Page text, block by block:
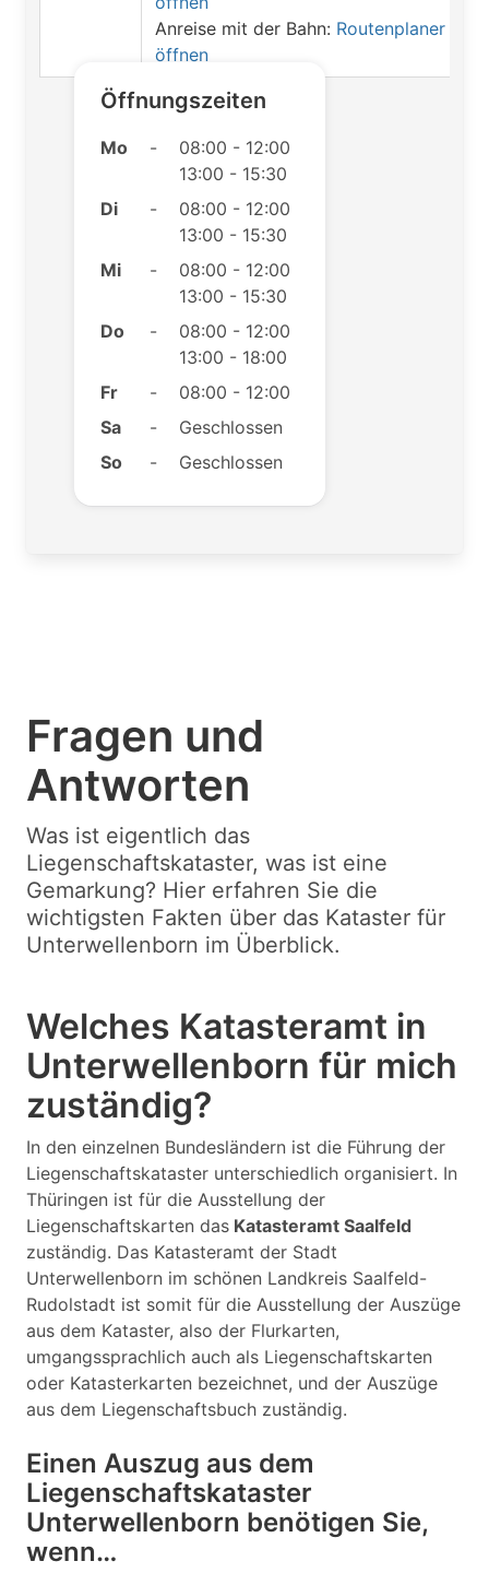
Anreise mit der Bahn: Routenplaner
öffnen
Öffnungszeiten
Mo -
08:00 - 12:00
13:00 - 15:30
Di
-
08:00 - 12:00
13:00 - 15:30
Mi
-
08:00 - 12:00
13:00 - 15:30
Do
-
08:00 - 12:00
13:00 - 18:00
Fr
-
08:00 - 12:00
Sa
-
Geschlossen
So
- Geschlossen
Fragen und
Antworten
Was ist eigentlich das
Liegenschaftskataster, was ist eine
Gemarkung? Hier erfahren Sie die
wichtigsten Fakten über das Kataster für
Unterwellenborn im Überblick.
Welches Katasteramt in
Unterwellenborn für mich
zuständig?
In den einzelnen Bundesländern ist die Führung der
Liegenschaftskataster unterschiedlich organisiert. In
Thüringen ist für die Ausstellung der
Liegenschaftskarten das Katasteramt Saalfeld
zuständig. Das Katasteramt der Stadt
Unterwellenborn im schönen Landkreis Saalfeld-
Rudolstadt ist somit für die Ausstellung der Auszüge
aus dem Kataster, also der Flurkarten,
umgangssprachlich auch als Liegenschaftskarten
oder Katasterkarten bezeichnet, und der Auszüge
aus dem Liegenschaftsbuch zuständig.
Einen Auszug aus dem
Liegenschaftskataster
Unterwellenborn benötigen Sie,
wenn…